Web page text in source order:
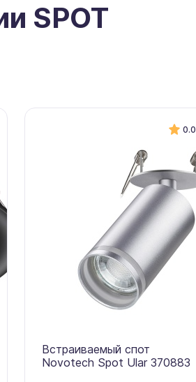
SPOT
0.0
Встраиваемый спот
Novotech Spot Ular 370883